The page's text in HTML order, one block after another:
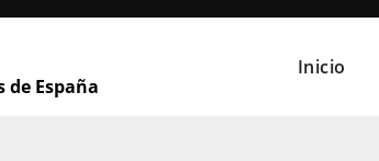
de España
Inicio